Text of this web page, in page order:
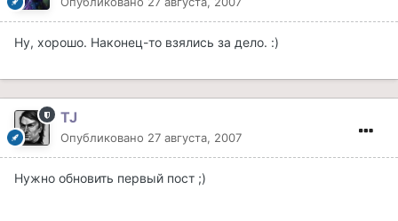
Ну, хорошо. Наконец-то взялись за дело. :)
TJ
Опубликовано 27 августа, 2007
Нужно обновить первый пост ;)